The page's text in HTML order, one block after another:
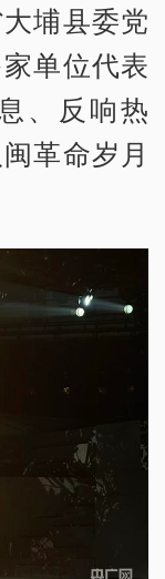
埔县委党
单位代表
、反响热
革命岁月